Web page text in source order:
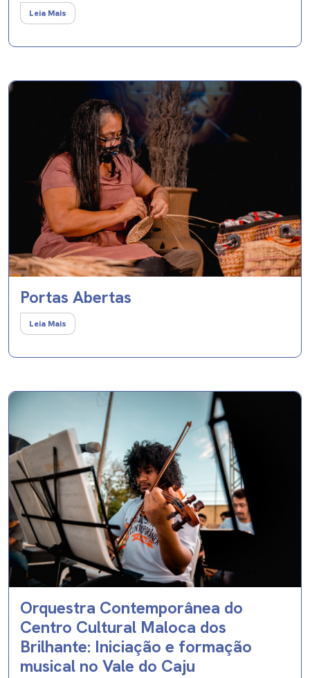
Leia Mais
Portas Abertas
Leia Mais
Orquestra Contemporânea do
Centro Cultural Maloca dos
Brilhante: Iniciação e formação
musical no Vale do Caju